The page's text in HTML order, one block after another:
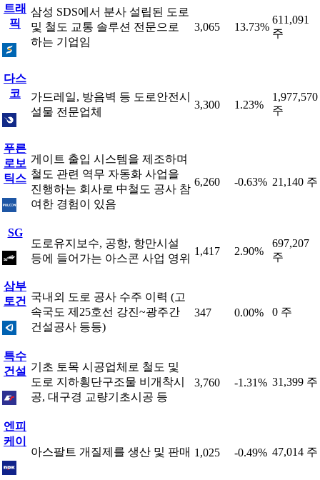
트래
픽
삼성 SDS에서 분사 설립된 도로
및 철도 교통 솔루션 전문으로
하는 기업임
3,065 13.73%
611,091
주
다스
코
가드레일, 방음벽 등 도로안전시
설물 전문업체
3,300 1.23%
1,977,570
주
푸른
로보
틱스
게이트 출입 시스템을 제조하며
철도 관련 역무 자동화 사업을
진행하는 회사로 中철도 공사 참
여한 경험이 있음
6,260 -0.63% 21,140 주
SG
도로유지보수, 공항, 항만시설
등에 들어가는 아스콘 사업 영위
1,417 2.90%
697,207
주
삼부
토건 국내외 도로 공사 수주 이력 (고
속국도 제25호선 강진~광주간
건설공사 등등)
347 0.00% 0 주
특수
건설 기초 토목 시공업체로 철도 및
도로 지하횡단구조물 비개착시
공, 대구경 교량기초시공 등
3,760 -1.31% 31,399 주
엔피
케이
아스팔트 개질제를 생산 및 판매 1,025 -0.49% 47,014 주